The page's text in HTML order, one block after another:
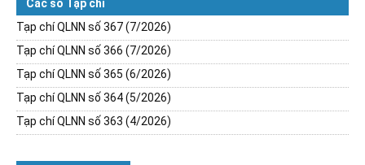
Các số Tạp chí
Tạp chí QLNN số 367 (7/2026)
Tạp chí QLNN số 366 (7/2026)
Tạp chí QLNN số 365 (6/2026)
Tạp chí QLNN số 364 (5/2026)
Tạp chí QLNN số 363 (4/2026)